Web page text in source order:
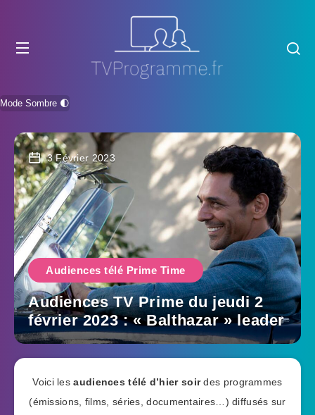
Mode Sombre 🌓
3 Février 2023
Audiences télé Prime Time
Audiences TV Prime du jeudi 2
février 2023 : « Balthazar » leader
Voici lesaudiences télé d’hier soirdes programmes
(émissions, films, séries, documentaires…) diffusés sur